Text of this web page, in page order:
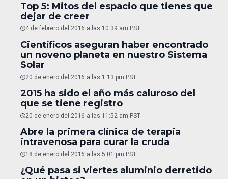
Top 5: Mitos del espacio que tienes que
dejar de creer
4 de febrero del 2016 a las 10:39 am PST
Científicos aseguran haber encontrado
un noveno planeta en nuestro Sistema
Solar
20 de enero del 2016 a las 1:13 pm PST
2015 ha sido el año más caluroso del
que se tiene registro
20 de enero del 2016 a las 11:52 am PST
Abre la primera clínica de terapia
intravenosa para curar la cruda
18 de enero del 2016 a las 5:01 pm PST
¿Qué pasa si viertes aluminio derretido